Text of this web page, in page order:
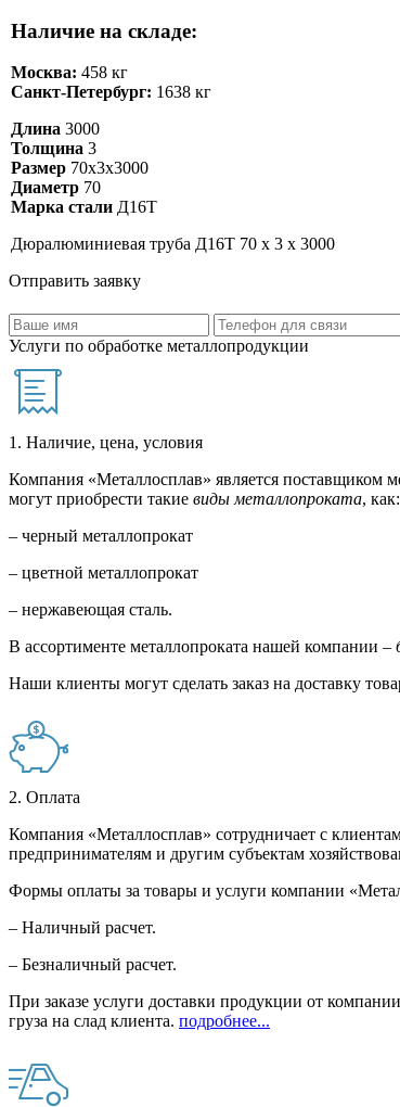
Наличие на складе:
Москва: 458 кг
Санкт-Петербург: 1638 кг
Длина 3000
Толщина 3
Размер 70х3х3000
Диаметр 70
Марка стали Д16Т
Дюралюминиевая труба Д16Т 70 х 3 х 3000
Отправить заявку
Услуги по обработке металлопродукции
1. Наличие, цена, условия
Компания «Металлосплав» является поставщиком
могут приобрести такие виды металлопроката, как:
– черный металлопрокат
– цветной металлопрокат
– нержавеющая сталь.
В ассортименте металлопроката нашей компании –
Наши клиенты могут сделать заказ на доставку
2. Оплата
Компания «Металлосплав» сотрудничает с
предпринимателям и другим субъектам
Формы оплаты за товары и услуги компании
– Наличный расчет.
– Безналичный расчет.
При заказе услуги доставки продукции от
груза на слад клиента. подробнее...